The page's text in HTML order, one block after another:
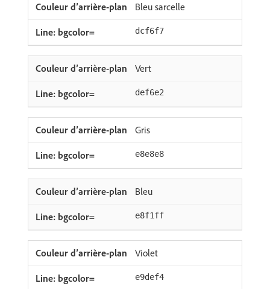
Bleu sarcelle
dcf6f7
Vert
def6e2
Gris
e8e8e8
Bleu
e8f1ff
Violet
e9def4